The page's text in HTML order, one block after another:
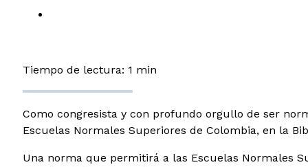
Tiempo de lectura: 1 min
Como congresista y con profundo orgullo de ser
Escuelas Normales Superiores de Colombia, en la
Una norma que permitirá a las Escuelas Normales